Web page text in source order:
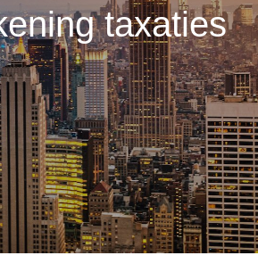
taxaties